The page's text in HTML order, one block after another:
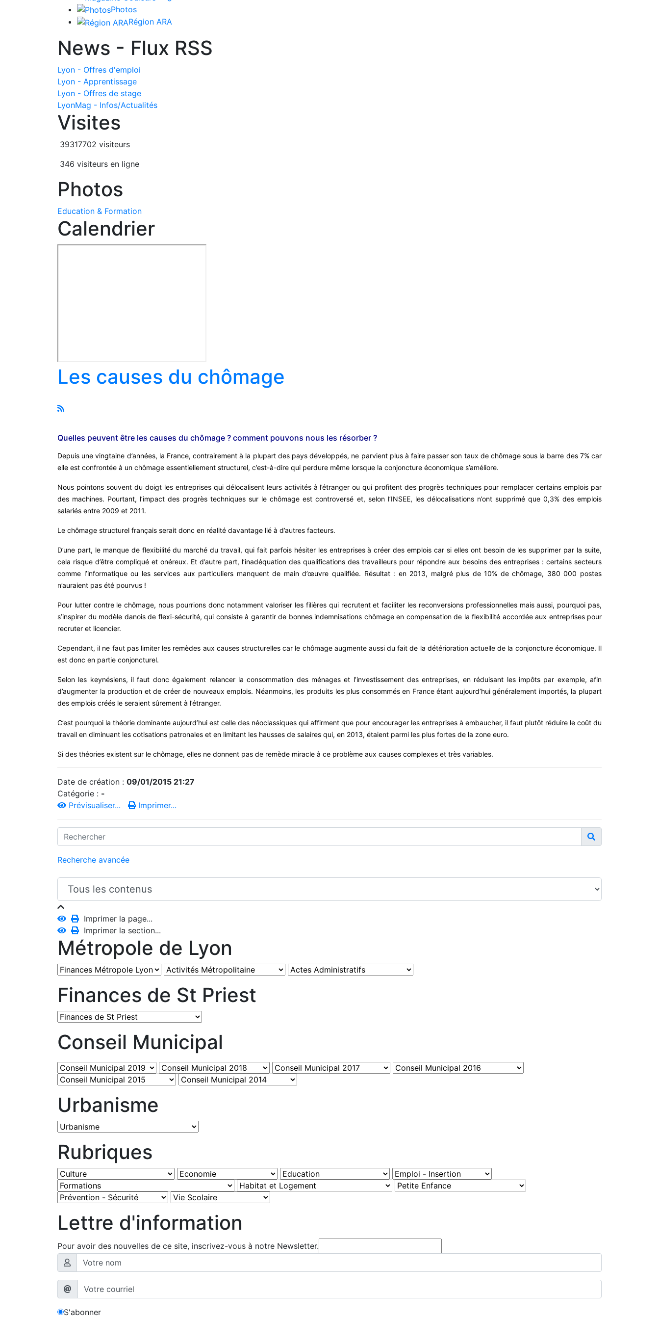
Photos
Région ARA
News - Flux RSS
Lyon - Offres d'emploi
Lyon - Apprentissage
Lyon - Offres de stage
LyonMag - Infos/Actualités
Visites
39317702 visiteurs
346 visiteurs en ligne
Photos
Education & Formation
Calendrier
Les causes du chômage
Quelles peuvent être les causes du chômage ? comment pouvons nous les résorber ?
Depuis une vingtaine d’années, la France, contrairement à la plupart des pays développés, ne parvient plus à faire passer son taux de chômage sous la barre des 7% car
elle est confrontée à un chômage essentiellement structurel, c’est-à-dire qui perdure même lorsque la conjoncture économique s’améliore.
Nous pointons souvent du doigt les entreprises qui délocalisent leurs activités à l’étranger ou qui profitent des progrès techniques pour remplacer certains emplois par
des machines. Pourtant, l’impact des progrès techniques sur le chômage est controversé et, selon l’INSEE, les délocalisations n’ont supprimé que 0,3% des emplois
salariés entre 2009 et 2011.
Le chômage structurel français serait donc en réalité davantage lié à d’autres facteurs.
D’une part, le manque de flexibilité du marché du travail, qui fait parfois hésiter les entreprises à créer des emplois car si elles ont besoin de les supprimer par la suite,
cela risque d’être compliqué et onéreux. Et d’autre part, l’inadéquation des qualifications des travailleurs pour répondre aux besoins des entreprises : certains secteurs
comme l’informatique ou les services aux particuliers manquent de main d’œuvre qualifiée. Résultat : en 2013, malgré plus de 10% de chômage, 380 000 postes
n’auraient pas été pourvus !
Pour lutter contre le chômage, nous pourrions donc notamment valoriser les filières qui recrutent et faciliter les reconversions professionnelles mais aussi, pourquoi pas,
s’inspirer du modèle danois de flexi-sécurité, qui consiste à garantir de bonnes indemnisations chômage en compensation de la flexibilité accordée aux entreprises pour
recruter et licencier.
Cependant, il ne faut pas limiter les remèdes aux causes structurelles car le chômage augmente aussi du fait de la détérioration actuelle de la conjoncture économique. Il
est donc en partie conjoncturel.
Selon les keynésiens, il faut donc également relancer la consommation des ménages et l’investissement des entreprises, en réduisant les impôts par exemple, afin
d’augmenter la production et de créer de nouveaux emplois. Néanmoins, les produits les plus consommés en France étant aujourd’hui généralement importés, la plupart
des emplois créés le seraient sûrement à l’étranger.
C’est pourquoi la théorie dominante aujourd’hui est celle des néoclassiques qui affirment que pour encourager les entreprises à embaucher, il faut plutôt réduire le coût du
travail en diminuant les cotisations patronales et en limitant les hausses de salaires qui, en 2013, étaient parmi les plus fortes de la zone euro.
Si des théories existent sur le chômage, elles ne donnent pas de remède miracle à ce problème aux causes complexes et très variables.
Date de création : 09/01/2015 21:27
Catégorie : -
Prévisualiser...
Imprimer...
Recherche avancée
Imprimer la page...
Imprimer la section...
Métropole de Lyon
Finances de St Priest
Conseil Municipal
Urbanisme
Rubriques
Lettre d'information
Pour avoir des nouvelles de ce site, inscrivez-vous à notre Newsletter.
S'abonner